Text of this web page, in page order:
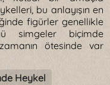
bu anlayışın en
figürler genellikle
simgeler biçimde
ötesinde var
Heykel